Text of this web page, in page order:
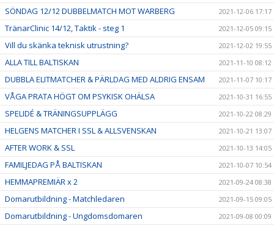
SÖNDAG 12/12 DUBBELMATCH MOT WARBERG 2021-12-06 17:17
TränarClinic 14/12, Taktik - steg 1 2021-12-05 09:15
Vill du skänka teknisk utrustning? 2021-12-02 19:55
ALLA TILL BALTISKAN 2021-11-10 08:12
DUBBLA ELITMATCHER & PÄRLDAG MED ALDRIG ENSAM 2021-11-07 10:17
VÅGA PRATA HÖGT OM PSYKISK OHÄLSA 2021-10-31 16:55
SPELIDÉ & TRÄNINGSUPPLÄGG 2021-10-22 08:29
HELGENS MATCHER I SSL & ALLSVENSKAN 2021-10-21 13:07
AFTER WORK & SSL 2021-10-13 14:05
FAMILJEDAG PÅ BALTISKAN 2021-10-07 10:54
HEMMAPREMIÄR x 2 2021-09-24 08:38
Domarutbildning - Matchledaren 2021-09-15 09:05
Domarutbildning - Ungdomsdomaren 2021-09-08 00:09